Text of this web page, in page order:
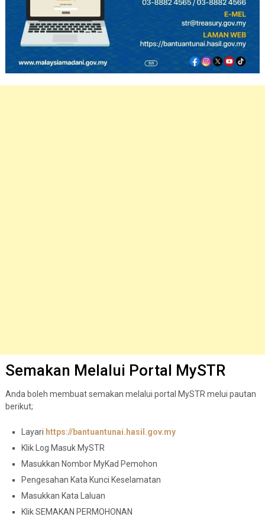
Semakan Melalui Portal MySTR
Anda boleh membuat semakan melalui portal MySTR melui pautan
berikut;
Layari https://bantuantunai.hasil.gov.my
Klik Log Masuk MySTR
Masukkan Nombor MyKad Pemohon
Pengesahan Kata Kunci Keselamatan
Masukkan Kata Laluan
Klik SEMAKAN PERMOHONAN